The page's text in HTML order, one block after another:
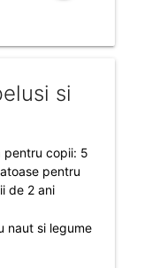
si
pentru copii: 5
pentru
de 2 ani
naut si legume